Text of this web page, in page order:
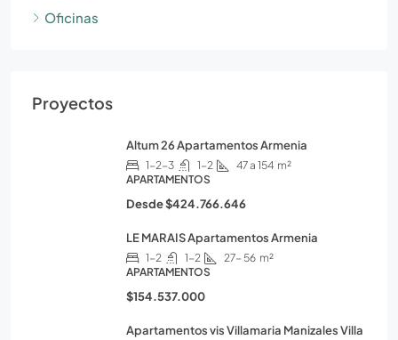
Oficinas
Proyectos
Altum 26 Apartamentos Armenia
1-2-3 1-2 47 a 154 m²
APARTAMENTOS
Desde$424.766.646
LE MARAIS Apartamentos Armenia
1-2 1-2 27- 56 m²
APARTAMENTOS
$154.537.000
Apartamentos vis Villamaria Manizales Villa